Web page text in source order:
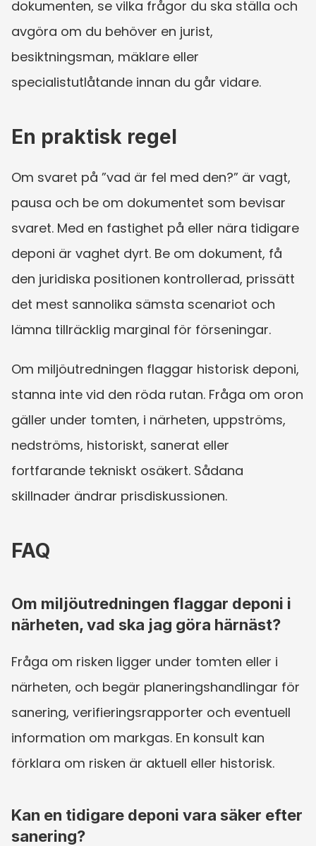
dokumenten, se vilka frågor du ska ställa och
avgöra om du behöver en jurist,
besiktningsman, mäklare eller
specialistutlåtande innan du går vidare.
En praktisk regel
Om svaret på ”vad är fel med den?” är vagt,
pausa och be om dokumentet som bevisar
svaret. Med en fastighet på eller nära tidigare
deponi är vaghet dyrt. Be om dokument, få
den juridiska positionen kontrollerad, prissätt
det mest sannolika sämsta scenariot och
lämna tillräcklig marginal för förseningar.
Om miljöutredningen flaggar historisk deponi,
stanna inte vid den röda rutan. Fråga om oron
gäller under tomten, i närheten, uppströms,
nedströms, historiskt, sanerat eller
fortfarande tekniskt osäkert. Sådana
skillnader ändrar prisdiskussionen.
FAQ
Om miljöutredningen flaggar deponi i
närheten, vad ska jag göra härnäst?
Fråga om risken ligger under tomten eller i
närheten, och begär planeringshandlingar för
sanering, verifieringsrapporter och eventuell
information om markgas. En konsult kan
förklara om risken är aktuell eller historisk.
Kan en tidigare deponi vara säker efter
sanering?